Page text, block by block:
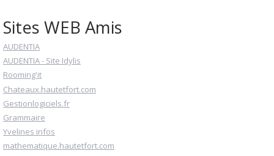
Sites WEB Amis
AUDENTIA
AUDENTIA - Site Idylis
Rooming'it
Chateaux.hautetfort.com
Gestionlogiciels.fr
Grammaire
Yvelines infos
mathematique.hautetfort.com